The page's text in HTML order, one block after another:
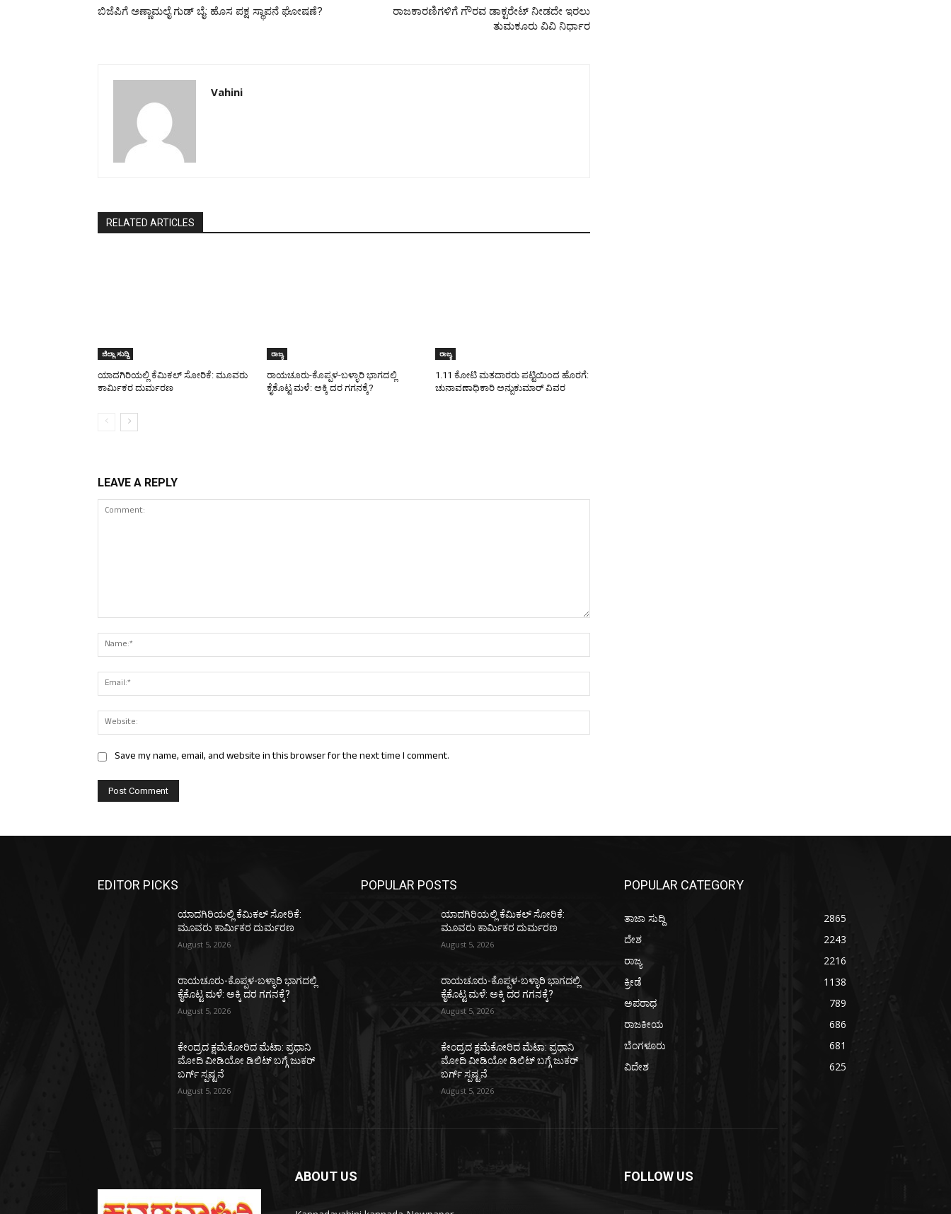
ಬಿಜೆಪಿಗೆ ಅಣ್ಣಾಮಲೈ ಗುಡ್ ಬೈ: ಹೊಸ ಪಕ್ಷ ಸ್ಥಾಪನೆ ಘೋಷಣೆ?
ರಾಜಕಾರಣಿಗಳಿಗೆ ಗೌರವ ಡಾಕ್ಟರೇಟ್ ನೀಡದೇ ಇರಲು
ತುಮಕೂರು ವಿವಿ ನಿರ್ಧಾರ
Vahini
RELATED ARTICLES
ಜಿಲ್ಲಾ ಸುದ್ದಿ
ಯಾದಗಿರಿಯಲ್ಲಿ ಕೆಮಿಕಲ್ ಸೋರಿಕೆ: ಮೂವರು
ಕಾರ್ಮಿಕರ ದುರ್ಮರಣ
ರಾಜ್ಯ
ರಾಯಚೂರು-ಕೊಪ್ಪಳ-ಬಳ್ಳಾರಿ ಭಾಗದಲ್ಲಿ
ಕೈಕೊಟ್ಟ ಮಳೆ: ಅಕ್ಕಿ ದರ ಗಗನಕ್ಕೆ?
ರಾಜ್ಯ
1.11 ಕೋಟಿ ಮತದಾರರು ಪಟ್ಟಿಯಿಂದ ಹೊರಗೆ:
ಚುನಾವಣಾಧಿಕಾರಿ ಅನ್ಬುಕುಮಾರ್ ವಿವರ
LEAVE A REPLY
Save my name, email, and website in this browser for the next time I comment.
EDITOR PICKS
ಯಾದಗಿರಿಯಲ್ಲಿ ಕೆಮಿಕಲ್ ಸೋರಿಕೆ:
ಮೂವರು ಕಾರ್ಮಿಕರ ದುರ್ಮರಣ
August 5, 2026
ರಾಯಚೂರು-ಕೊಪ್ಪಳ-ಬಳ್ಳಾರಿ ಭಾಗದಲ್ಲಿ
ಕೈಕೊಟ್ಟ ಮಳೆ: ಅಕ್ಕಿ ದರ ಗಗನಕ್ಕೆ?
August 5, 2026
ಕೇಂದ್ರದ ಕ್ಷಮೆಕೋರಿದ ಮೆಟಾ: ಪ್ರಧಾನಿ
ಮೋದಿ ವೀಡಿಯೋ ಡಿಲಿಟ್ ಬಗ್ಗೆ ಜುಕರ್
ಬರ್ಗ್ ಸ್ಪಷ್ಟನೆ
August 5, 2026
POPULAR POSTS
ಯಾದಗಿರಿಯಲ್ಲಿ ಕೆಮಿಕಲ್ ಸೋರಿಕೆ:
ಮೂವರು ಕಾರ್ಮಿಕರ ದುರ್ಮರಣ
August 5, 2026
ರಾಯಚೂರು-ಕೊಪ್ಪಳ-ಬಳ್ಳಾರಿ ಭಾಗದಲ್ಲಿ
ಕೈಕೊಟ್ಟ ಮಳೆ: ಅಕ್ಕಿ ದರ ಗಗನಕ್ಕೆ?
August 5, 2026
ಕೇಂದ್ರದ ಕ್ಷಮೆಕೋರಿದ ಮೆಟಾ: ಪ್ರಧಾನಿ
ಮೋದಿ ವೀಡಿಯೋ ಡಿಲಿಟ್ ಬಗ್ಗೆ ಜುಕರ್
ಬರ್ಗ್ ಸ್ಪಷ್ಟನೆ
August 5, 2026
POPULAR CATEGORY
ತಾಜಾ ಸುದ್ದಿ
2865
ದೇಶ
2243
ರಾಜ್ಯ
2216
ಕ್ರೀಡೆ
1138
ಅಪರಾಧ
789
ರಾಜಕೀಯ
686
ಬೆಂಗಳೂರು
681
ವಿದೇಶ
625
ABOUT US FOLLOW US